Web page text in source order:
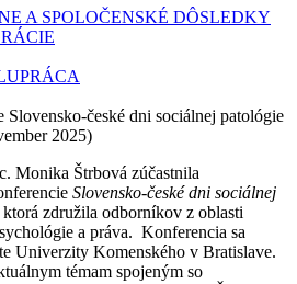
A SPOLOČENSKÉ DÔSLEDKY
Slovensko-české dni sociálnej patológie
2025)
Monika Štrbová zúčastnila
Slovensko-české dni sociálnej
ktorá združila odborníkov z oblasti
a práva. Konferencia sa
Univerzity Komenského v Bratislave.
témam spojeným so